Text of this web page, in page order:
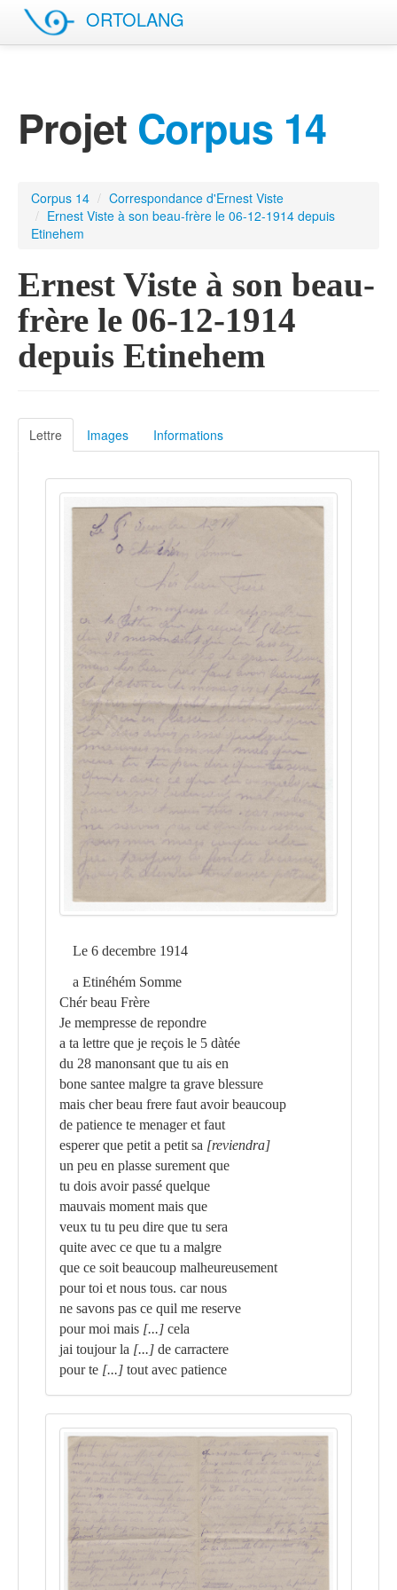
ORTOLANG
Projet Corpus 14
Corpus 14 / Correspondance d'Ernest Viste
/ Ernest Viste à son beau-frère le 06-12-1914 depuis
Etinehem
Ernest Viste à son beau-
frère le 06-12-1914
depuis Etinehem
Lettre Images Informations
Le 6 decembre 1914
a Etinéhém Somme
Chér beau Frère
Je mempresse de repondre
a ta lettre que je reçois le 5 dàtée
du 28 manonsant que tu ais en
bone santee malgre ta grave blessure
mais cher beau frere faut avoir beaucoup
de patience te menager et faut
esperer que petit a petit sa [reviendra]
un peu en plasse surement que
tu dois avoir passé quelque
mauvais moment mais que
veux tu tu peu dire que tu sera
quite avec ce que tu a malgre
que ce soit beaucoup malheureusement
pour toi et nous tous. car nous
ne savons pas ce quil me reserve
pour moi mais [...] cela
jai toujour la [...] de carractere
pour te [...] tout avec patience